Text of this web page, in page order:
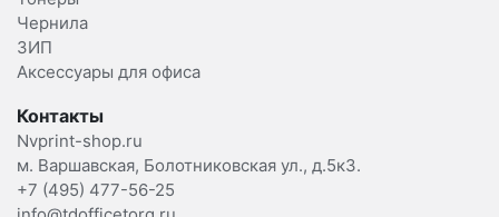
Чернила
ЗИП
Аксессуары для офиса
Контакты
Nvprint-shop.ru
м. Варшавская, Болотниковская ул., д.5к3.
+7 (495) 477-56-25